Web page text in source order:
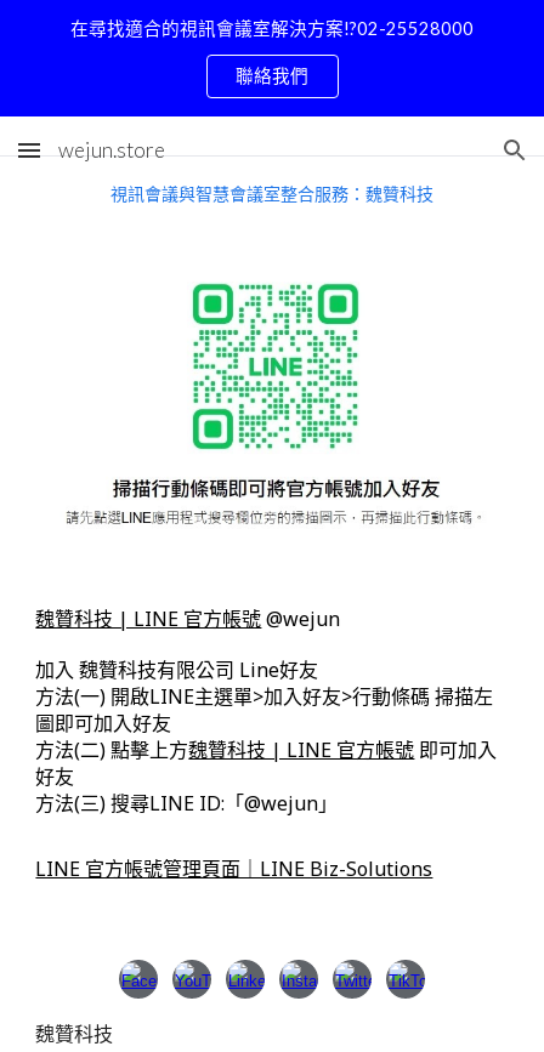
Skip to main content
在尋找適合的視訊會議室解決方案!?02-25528000
聯絡我們
wejun.store
視訊會議與智慧會議室整合服務：魏贊科技
魏贊科技 | LINE 官方帳號@wejun
加入 魏贊科技有限公司 Line好友
方法(一) 開啟LINE主選單>加入好友>行動條碼 掃描左
圖即可加入好友
方法(二) 點擊上方魏贊科技 | LINE 官方帳號 即可加入
好友
方法(三) 搜尋LINE ID:「@wejun」
LINE 官方帳號管理頁面｜LINE Biz-Solutions
魏贊科技